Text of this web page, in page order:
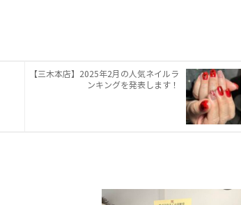
【三木本店】2025年2月の人気ネイルラ
ンキングを発表します！